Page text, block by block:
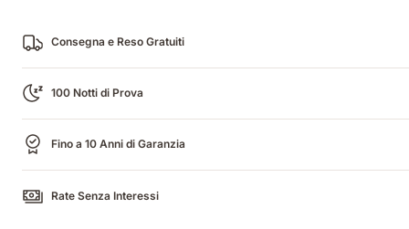
Consegna e Reso Gratuiti
100 Notti di Prova
Fino a 10 Anni di Garanzia
Rate Senza Interessi